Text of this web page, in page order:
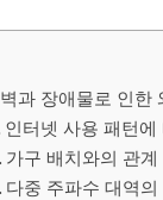
벽과 장애물로 인한
인터넷 사용 패턴
가구 배치와의 관계
다중 주파수 대역의